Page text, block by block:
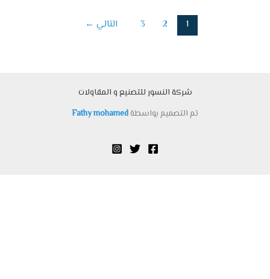
التالي←
شركة النسور للتصنيع و المقاولات
تم التصميم بواسطةFathy mohamed